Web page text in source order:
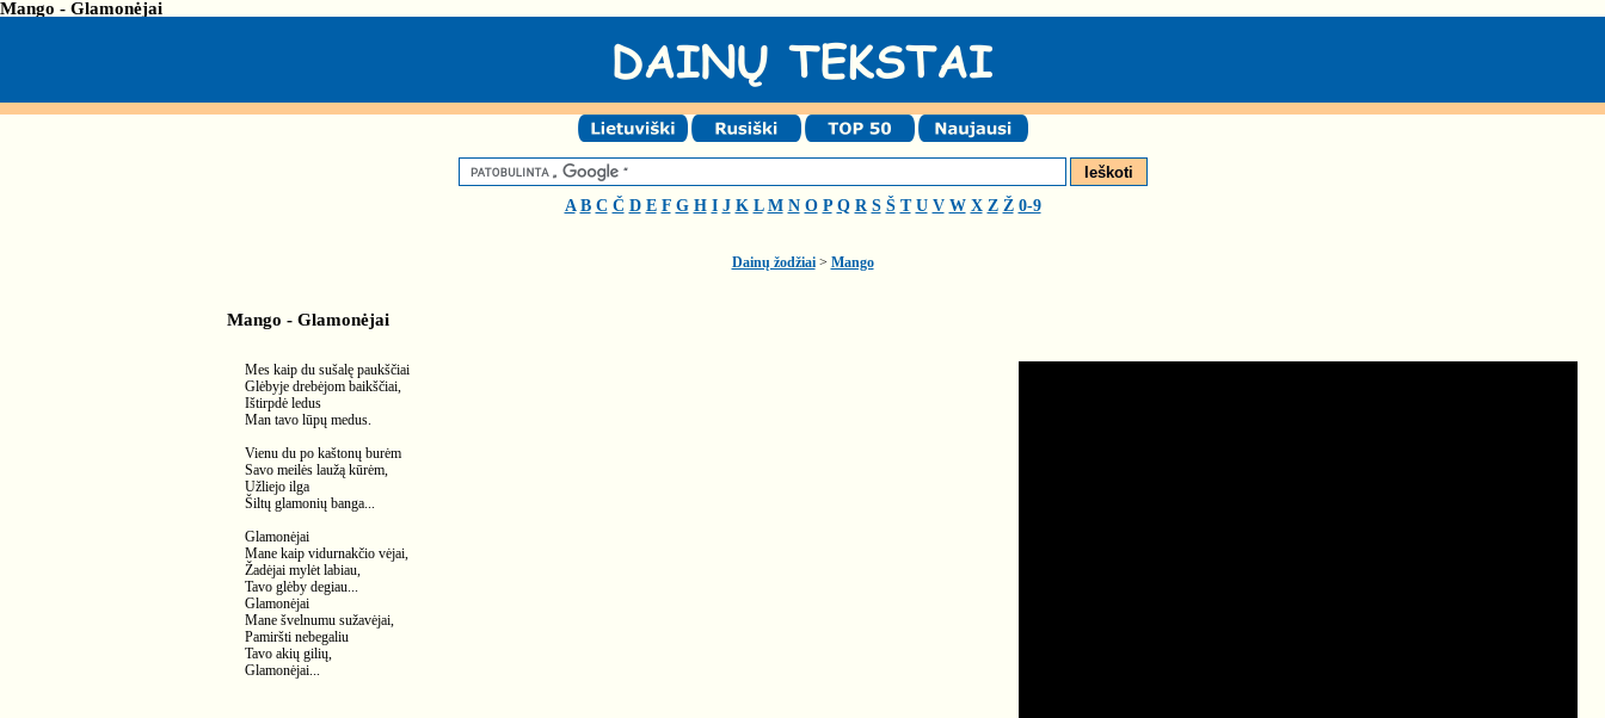
Mango - Glamonėjai
A B C Č D E F G H I J K L M N O P Q R S Š T U V W X Z Ž 0-9
Dainų žodžiai> Mango
Mango - Glamonėjai
Mes kaip du sušalę paukščiai
Glėbyje drebėjom baikščiai,
Ištirpdė ledus
Man tavo lūpų medus.
Vienu du po kaštonų burėm
Savo meilės laužą kūrėm,
Užliejo ilga
Šiltų glamonių banga...
Glamonėjai
Mane kaip vidurnakčio vėjai,
Žadėjai mylėt labiau,
Tavo glėby degiau...
Glamonėjai
Mane švelnumu sužavėjai,
Pamiršti nebegaliu
Tavo akių gilių,
Glamonėjai...